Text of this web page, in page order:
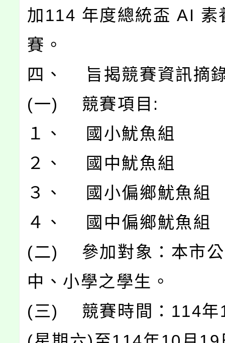
加114 年度總統盃 AI 素
賽。
四、 旨揭競賽資訊摘
(一) 競賽項目:
１、 國小魷魚組
２、 國中魷魚組
３、 國小偏鄉魷魚組
４、 國中偏鄉魷魚組
(二) 參加對象：本市公
中、小學之學生。
(三) 競賽時間：114年